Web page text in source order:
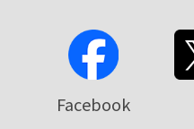
Facebook